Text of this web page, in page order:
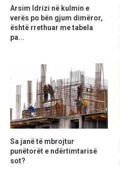
Arsim Idrizi në kulmin e
verës po bën gjum dimëror,
është rrethuar me tabela
pa...
Sa janë të mbrojtur
punëtorët e ndërtimtarisë
sot?